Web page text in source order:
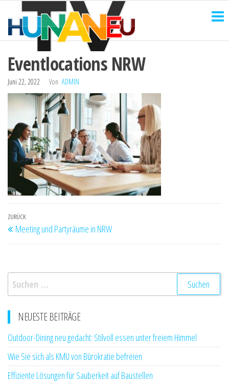
Inhalt
springen
Eventlocations NRW
Juni 22, 2022 Von ADMIN
Beitragsnavigation
Vorheriger
Beitrag
ZURÜCK
Meeting und Partyräume in NRW
Suchen
nach:
NEUESTE BEITRÄGE
Outdoor-Dining neu gedacht: Stilvoll essen unter freiem Himmel
Wie Sie sich als KMU von Bürokratie befreien
Effiziente Lösungen für Sauberkeit auf Baustellen